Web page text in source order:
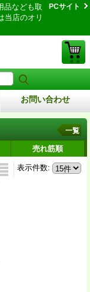
品なども取
当店のオリ
PCサイト
お問い合わせ
一覧
売れ筋順
表示件数: